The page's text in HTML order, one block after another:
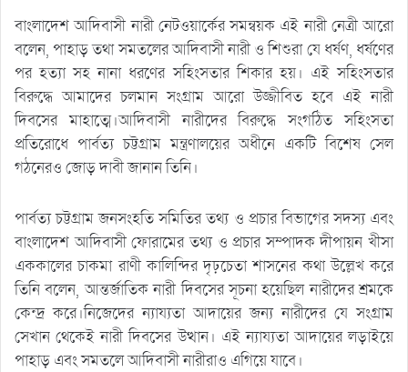
বাংলাদেশ আদিবাসী নারী নেটওয়ার্কের সমন্বয়ক এই নারী নেত্রী আরো
বলেন, পাহাড় তথা সমতলের আদিবাসী নারী ও শিশুরা যে ধর্ষণ, ধর্ষণের
পর হত্যা সহ নানা ধরণের সহিংসতার শিকার হয়। এই সহিংসতার
বিরুদ্ধে আমাদের চলমান সংগ্রাম আরো উজ্জীবিত হবে এই নারী
দিবসের মাহাত্মে।আদিবাসী নারীদের বিরুদ্ধে সংগঠিত সহিংসতা
প্রতিরোধে পার্বত্য চট্টগ্রাম মন্ত্রণালয়ের অধীনে একটি বিশেষ সেল
গঠনেরও জোড় দাবী জানান তিনি।
পার্বত্য চট্টগ্রাম জনসংহতি সমিতির তথ্য ও প্রচার বিভাগের সদস্য এবং
বাংলাদেশ আদিবাসী ফোরামের তথ্য ও প্রচার সম্পাদক দীপায়ন খীসা
এককালের চাকমা রাণী কালিন্দির দৃঢ়চেতা শাসনের কথা উল্লেখ করে
তিনি বলেন, আন্তর্জাতিক নারী দিবসের সূচনা হয়েছিল নারীদের শ্রমকে
কেন্দ্র করে।নিজেদের ন্যায্যতা আদায়ের জন্য নারীদের যে সংগ্রাম
সেখান থেকেই নারী দিবসের উত্থান। এই ন্যায্যতা আদায়ের লড়াইয়ে
পাহাড় এবং সমতলে আদিবাসী নারীরাও এগিয়ে যাবে।